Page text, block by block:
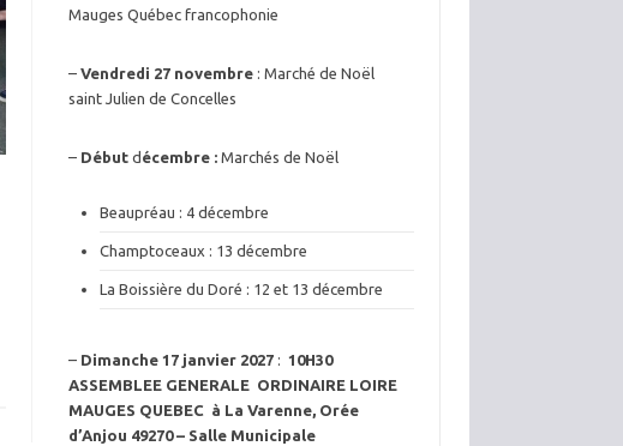
Mauges Québec francophonie
–Vendredi 27 novembre : Marché de Noël
saint Julien de Concelles
– Début d écembre :Marchés de Noël
Beaupréau : 4 décembre
Champtoceaux : 13 décembre
La Boissière du Doré : 12 et 13 décembre
– Dimanche 17 janvier 2027 :10H30
ASSEMBLEE GENERALE ORDINAIRE LOIRE
MAUGES QUEBEC à La Varenne, Orée
d’Anjou 49270 – Salle Municipale